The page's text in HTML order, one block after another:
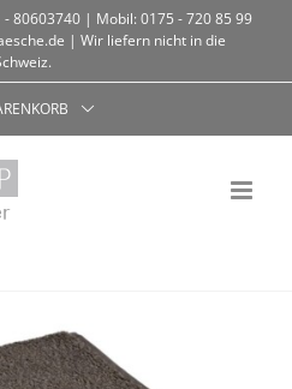
80603740 | Mobil: 0175 - 720 85 99
| Wir liefern nicht in die